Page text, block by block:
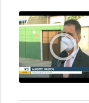
play_circle_outline